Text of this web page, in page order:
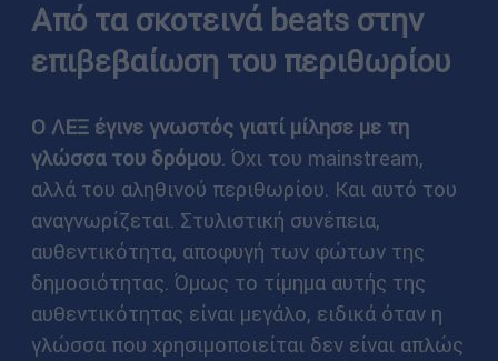
Από τα σκοτεινά beats στην
επιβεβαίωση του περιθωρίου
Ο ΛΕΞ έγινε γνωστός γιατί μίλησε με τη
γλώσσα του δρόμου. Όχι του mainstream,
αλλά του αληθινού περιθωρίου. Και αυτό του
αναγνωρίζεται. Στυλιστική συνέπεια,
αυθεντικότητα, αποφυγή των φώτων της
δημοσιότητας. Όμως το τίμημα αυτής της
αυθεντικότητας είναι μεγάλο, ειδικά όταν η
γλώσσα που χρησιμοποιείται δεν είναι απλώς